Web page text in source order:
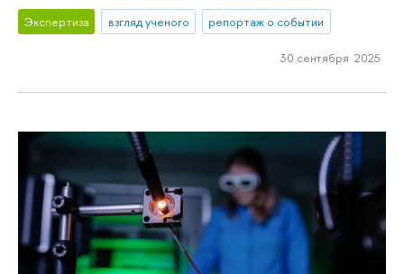
Экспертиза взгляд ученого репортаж о событии
30 сентября 2025